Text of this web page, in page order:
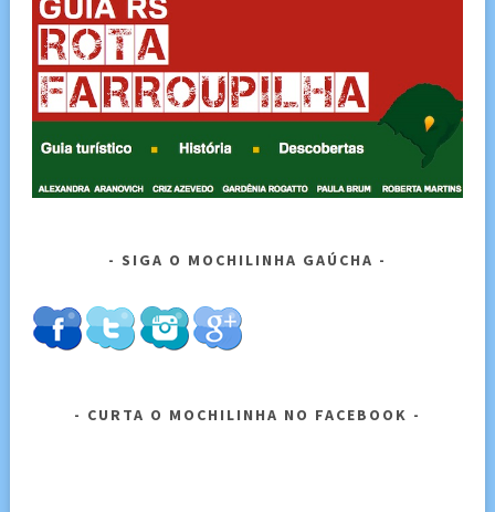
SIGA O MOCHILINHA GAÚCHA
CURTA O MOCHILINHA NO FACEBOOK